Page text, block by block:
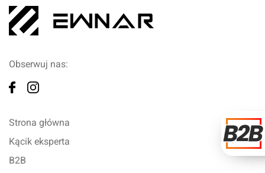
Obserwuj nas:
Strona główna
Kącik eksperta
B2B